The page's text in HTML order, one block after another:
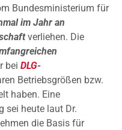
Bundesministerium für
im Jahr an
verliehen. Die
bei DLG-
Betriebsgrößen bzw.
haben. Eine
sei heute laut Dr.
die Basis für